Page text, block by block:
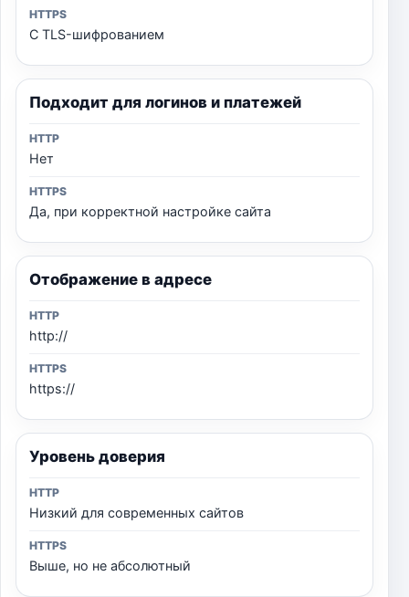
С TLS-шифрованием
Подходит для логинов и платежей
Нет
Да, при корректной настройке сайта
Отображение в адресе
http://
https://
Уровень доверия
Низкий для современных сайтов
Выше, но не абсолютный